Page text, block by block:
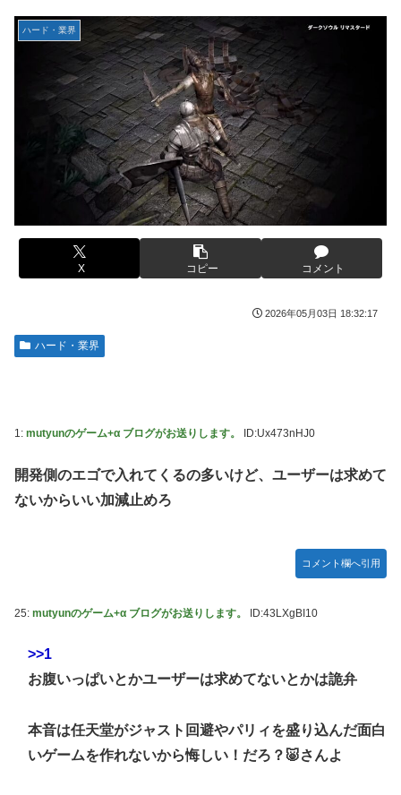
【速報】北海道江別大学生殺人事件、主犯格の川口被告(19)
に無期懲役の判決←これ、妥当だと思う？？？？？？
【悲報】女さん、歩行者を轢いた挙句、道路に倒れてどえら
いことになってしまうw w w w w w w
海外「日本は戦勝国なんだよ」 戦後の日本人の特別な生き
様に各国から称賛の声
【画像】居酒屋さん、6人で長居して会計4939円しか使わな
い客にお気持ち表明してしまう←コレどっちが悪いん
や？？？？？？
女芸人の吉住さん（36）メイクしたら普通に美人の部類だっ
たと判明ｗｗｗｗｗｗｗｗｗ
韓国人「韓国が米韓通貨スワップ交渉に全力を注ぐべき理由
チンチクリンに見えてしまう
女芸人の吉住さん（36）メイクしたら普通に美人の部類だっ
か？
ぴのビスチェ」可愛い！そしてメドローアやギガバーストき
たー！
【虹ヶ咲】「夏はせつ泣き」がキャッチコピーの映画【ラブ
ライブ！】
【速報】ひろゆき、離婚wwwwww
【放送事故】フジテレビ、女子大生を大量投入して闇深エロ
番組ｗｗｗｗ
【艦これ】でもイベントのたびに思うんだ 空母機動部隊っ
てクソだわ！
【艦これ】ひみつの通り道 他
【艦これ】ナマケモノアガノウサギ 他
【虹ヶ咲】「夏はせつ泣き」がキャッチコピーの映画【ラブ
ライブ！】
フジテレビ「2026 FORMULA1 サマーブレイクSP」を明日
お前ら「日本も核武装汁！」←１万発の核弾頭どこに
海外「日本なんて行くんじゃなかった…」 日本を知ってし
だ米が売れず「損切り祭り」開幕へ
【避難所】キッチンカー、から揚げや麺類提供 40代女性
ドワンゴ川上「みい山への『障害者への配慮が足りない』と
いう批判は害悪。障害者に関わると損をするのは事実。」
【九州名物】鶏刺し食べた医師、全身麻痺へ…「死んだほう
野田昇吾、初の準優進出目前も「一回希望」で賞典除外
高市政権に媚びて偏向報道まみれの産経新聞、コスト上昇に
ハード・業界
X コピー コメント
2026年05月03日 18:32:17
ハード・業界
1: mutyunのゲーム+α ブログがお送りします。 ID:Ux473nHJ0
開発側のエゴで入れてくるの多いけど、ユーザーは求めて
ないからいい加減止めろ
コメント欄へ引用
25: mutyunのゲーム+α ブログがお送りします。 ID:43LXgBI10
>>1
お腹いっぱいとかユーザーは求めてないとかは詭弁
本音は任天堂がジャスト回避やパリィを盛り込んだ面白
いゲームを作れないから悔しい！だろ？🐷さんよ